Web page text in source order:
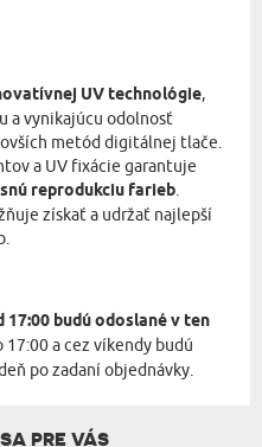
UV technológie,
a vynikajúcu odolnosť
metód digitálnej tlače.
a UV fixácie garantuje
reprodukciu farieb
získať a udržať najlepší
17:00 budú odoslané v ten
17:00 a cez víkendy budú
po zadaní objednávky.
PRE VÁS